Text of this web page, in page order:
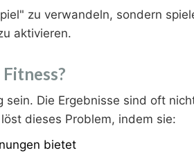
zu verwandeln, sondern
aktivieren.
sein. Die Ergebnisse sind oft
dieses Problem, indem sie:
bietet